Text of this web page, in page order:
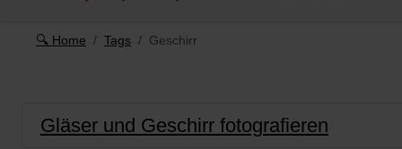
🔍 Home Tags Geschirr
Gläser und Geschirr fotografieren